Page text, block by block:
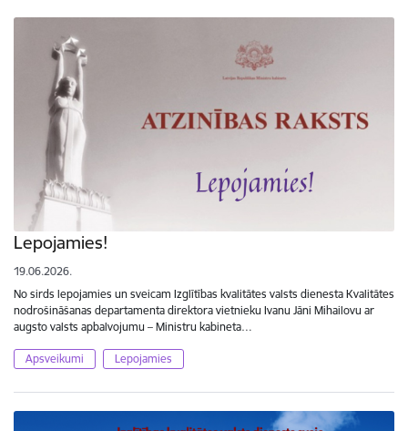
Lepojamies!
19.06.2026.
No sirds lepojamies un sveicam Izglītības kvalitātes valsts dienesta Kvalitātes
nodrošināšanas departamenta direktora vietnieku Ivanu Jāni Mihailovu ar
augsto valsts apbalvojumu – Ministru kabineta…
Apsveikumi Lepojamies